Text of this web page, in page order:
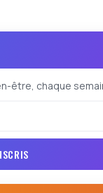
être, chaque